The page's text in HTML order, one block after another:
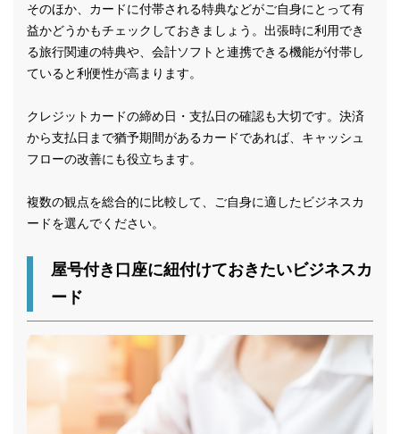
そのほか、カードに付帯される特典などがご自身にとって有
益かどうかもチェックしておきましょう。出張時に利用でき
る旅行関連の特典や、会計ソフトと連携できる機能が付帯し
ていると利便性が高まります。
クレジットカードの締め日・支払日の確認も大切です。決済
から支払日まで猶予期間があるカードであれば、キャッシュ
フローの改善にも役立ちます。
複数の観点を総合的に比較して、ご自身に適したビジネスカ
ードを選んでください。
屋号付き口座に紐付けておきたいビジネスカ
ード